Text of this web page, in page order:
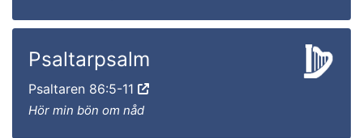
Psaltarpsalm
Psaltaren 86:5-11
Hör min bön om nåd